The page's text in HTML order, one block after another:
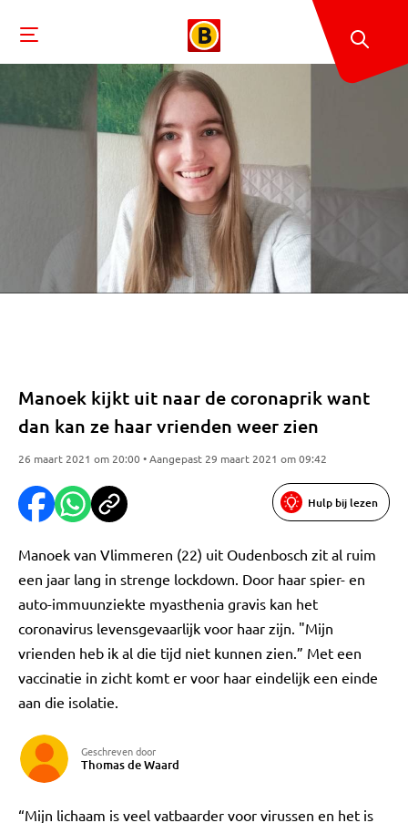
Manoek kijkt uit naar de coronaprik want
dan kan ze haar vrienden weer zien
26 maart 2021 om 20:00 • Aangepast 29 maart 2021 om 09:42
Hulp bij lezen
Manoek van Vlimmeren (22) uit Oudenbosch zit al ruim
een jaar lang in strenge lockdown. Door haar spier- en
auto-immuunziekte myasthenia gravis kan het
coronavirus levensgevaarlijk voor haar zijn. "Mijn
vrienden heb ik al die tijd niet kunnen zien.” Met een
vaccinatie in zicht komt er voor haar eindelijk een einde
aan die isolatie.
Geschreven door
Thomas de Waard
“Mijn lichaam is veel vatbaarder voor virussen en het is